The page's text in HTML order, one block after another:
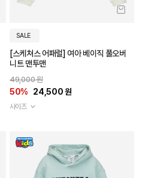
SALE
[스케쳐스 어패럴] 여아 베이직 풀오버
니트 맨투맨
49,000 원
50% 24,500 원
사이즈